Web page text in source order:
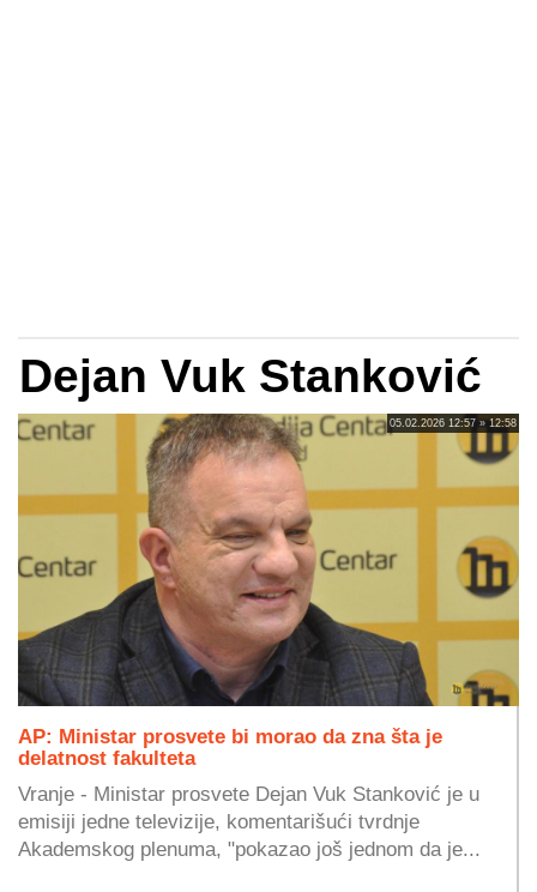
Dejan Vuk Stanković
05.02.2026 12:57 » 12:58
AP: Ministar prosvete bi morao da zna šta je
delatnost fakulteta
Vranje - Ministar prosvete Dejan Vuk Stanković je u
emisiji jedne televizije, komentarišući tvrdnje
Akademskog plenuma, "pokazao još jednom da je...